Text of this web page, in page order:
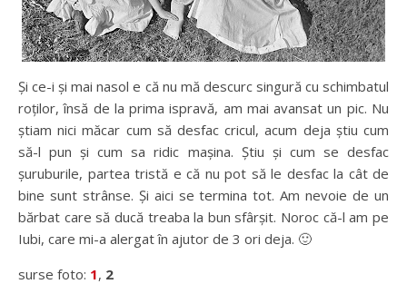
Și ce-i și mai nasol e că nu mă descurc singură cu schimbatul
roților, însă de la prima ispravă, am mai avansat un pic. Nu
știam nici măcar cum să desfac cricul, acum deja știu cum
să-l pun și cum sa ridic mașina. Știu și cum se desfac
șuruburile, partea tristă e că nu pot să le desfac la cât de
bine sunt strânse. Și aici se termina tot. Am nevoie de un
bărbat care să ducă treaba la bun sfârșit. Noroc că-l am pe
Iubi, care mi-a alergat în ajutor de 3 ori deja. 🙂
surse foto: 1, 2